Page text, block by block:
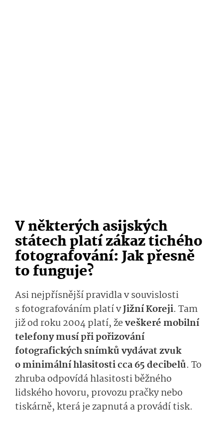
V některých asijských
státech platí zákaz tichého
fotografování: Jak přesně
to funguje?
Asi nejpřísnější pravidla v souvislosti
s fotografováním platí vJižní Koreji. Tam
již od roku 2004 platí, ževeškeré mobilní
telefony musí při pořizování
fotografických snímků vydávat zvuk
o minimální hlasitosti cca 65 decibelů. To
zhruba odpovídá hlasitosti běžného
lidského hovoru, provozu pračky nebo
tiskárně, která je zapnutá a provádí tisk.